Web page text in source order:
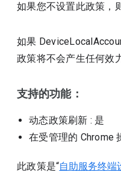
如果您不设置此政策，
如果
政策将不会产生任何效
支持的功能：
动态政策刷新 : 是
在受管理的 Chrome
此政策是“自助服务终端